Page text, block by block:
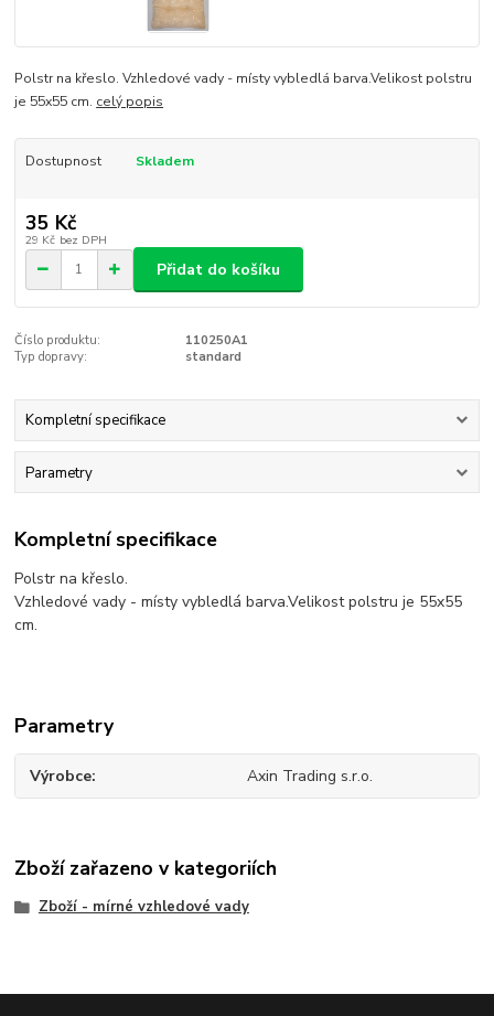
Polstr na křeslo. Vzhledové vady - místy vybledlá barva.Velikost polstru
je 55x55 cm. celý popis
Dostupnost Skladem
35 Kč
29 Kč bez DPH
Přidat do košíku
Číslo produktu:
110250A1
Typ dopravy:
standard
Kompletní specifikace
Parametry
Kompletní specifikace
Polstr na křeslo.
Vzhledové vady - místy vybledlá barva.Velikost polstru je 55x55
cm.
Parametry
Výrobce Axin Trading s.r.o.
Zboží zařazeno v kategoriích
Zboží - mírné vzhledové vady